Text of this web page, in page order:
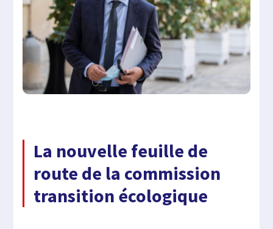
La nouvelle feuille de
route de la commission
transition écologique